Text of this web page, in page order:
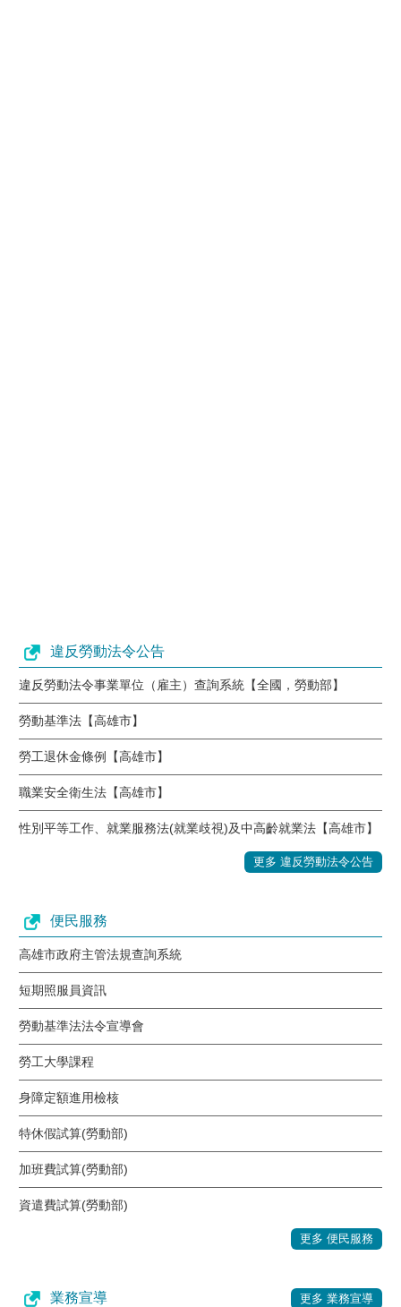
違反勞動法令公告
違反勞動法令事業單位（雇主）查詢系統【全國，勞動部】
勞動基準法【高雄市】
勞工退休金條例【高雄市】
職業安全衛生法【高雄市】
性別平等工作、就業服務法(就業歧視)及中高齡就業法【高雄市】
更多 違反勞動法令公告
便民服務
高雄市政府主管法規查詢系統
短期照服員資訊
勞動基準法法令宣導會
勞工大學課程
身障定額進用檢核
特休假試算(勞動部)
加班費試算(勞動部)
資遣費試算(勞動部)
更多 便民服務
業務宣導 更多 業務宣導